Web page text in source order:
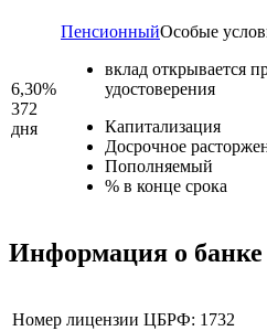
6,30%
372
дня
ПенсионныйОсобые
вклад открывается
удостоверения
Капитализация
Досрочное
Пополняемый
% в конце срока
Информация о банке
Номер лицензии ЦБРФ: 1732